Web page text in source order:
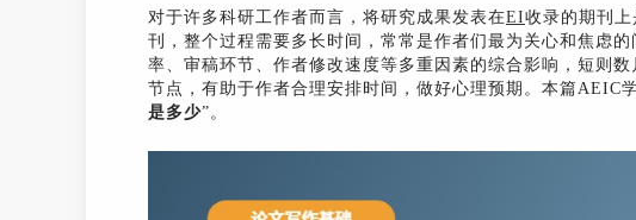
对于许多科研工作者而言，将研究成果发表在EI收录的期刊
刊，整个过程需要多长时间，常常是作者们最为关心和焦虑
率、审稿环节、作者修改速度等多重因素的综合影响，短则
节点，有助于作者合理安排时间，做好心理预期。本篇AEIC
是多少”。